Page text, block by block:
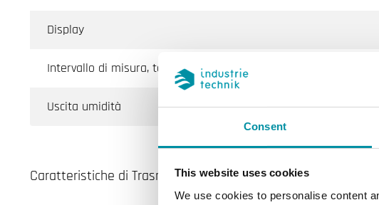
Consent
This website uses cookies
We use cookies to personalise content
Display
Intervallo di misura, temp
Uscita umidità
Caratteristiche di Trasmettitore di umidità e temperatura per